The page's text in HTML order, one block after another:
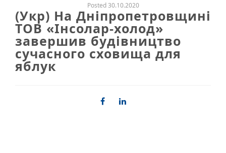
Posted 30.10.2020
(Укр) На Дніпропетровщині
ТОВ «Інсолар-холод»
завершив будівництво
сучасного сховища для
яблук